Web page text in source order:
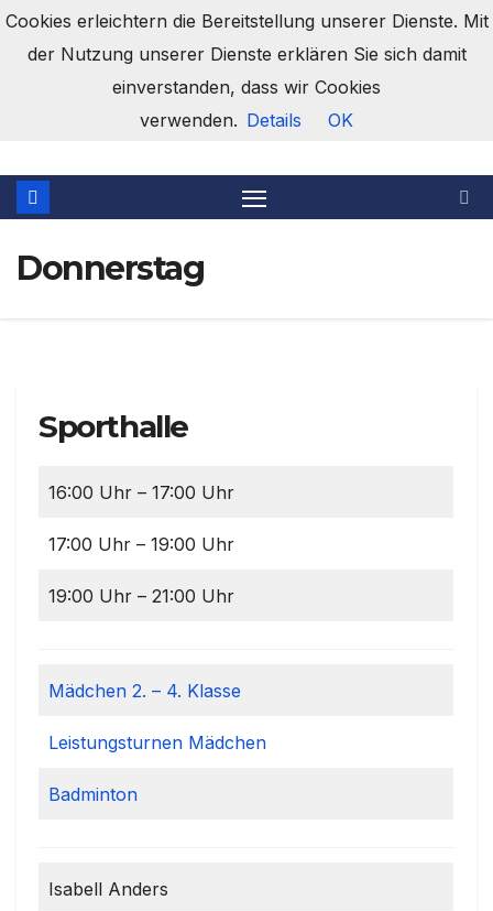
Zum
Inhalt
Turnverein Opfingen e.V.
Donnerstag
Sporthalle
16:00 Uhr – 17:00 Uhr
17:00 Uhr – 19:00 Uhr
19:00 Uhr – 21:00 Uhr
Mädchen 2. – 4. Klasse
Leistungsturnen Mädchen
Badminton
Isabell Anders
Cookies erleichtern die Bereitstellung unserer Dienste. Mit
der Nutzung unserer Dienste erklären Sie sich damit
einverstanden, dass wir Cookies
verwenden. Details OK